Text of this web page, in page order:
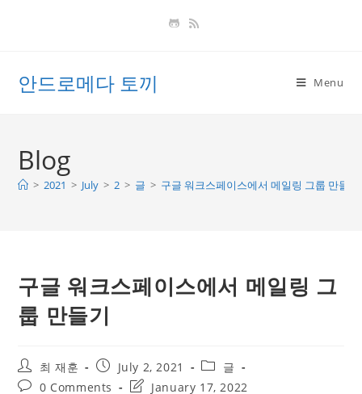
안드로메다 토끼 Menu
Blog
> 2021 > July > 2 > 글 > 구글 워크스페이스에서 메일링 그룹 만들기
구글 워크스페이스에서 메일링 그
룹 만들기
Post
author:
최 재훈
Post
published:
July 2, 2021
Post
category:
글
Post0 Comments
PostJanuary 17, 2022